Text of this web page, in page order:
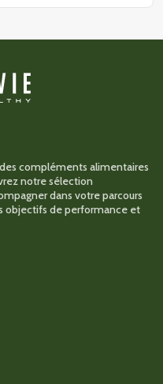
compléments alimentaires
notre sélection
dans votre parcours
objectifs de performance et